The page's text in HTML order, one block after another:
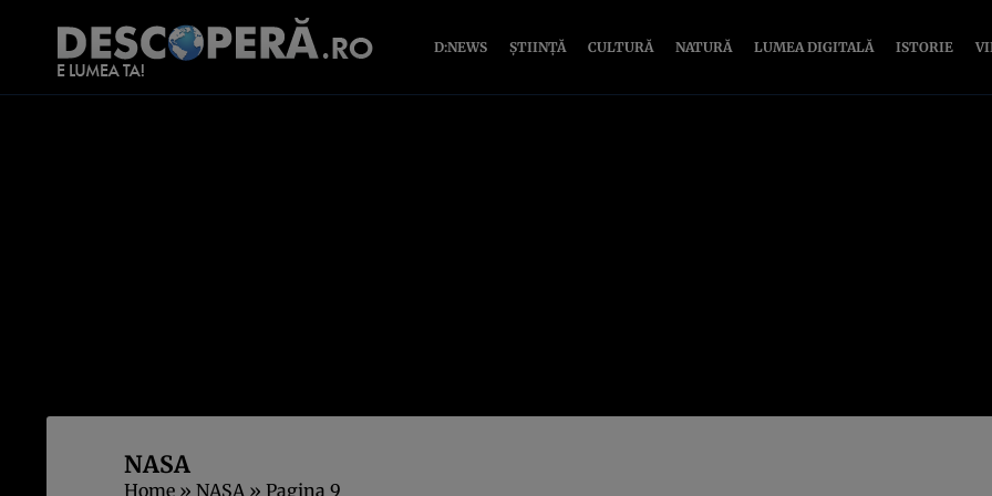
D:NEWS ȘTIINȚĂ CULTURĂ NATURĂ LUMEA DIGITALĂ ISTORIE
NASA
Home » NASA » Pagina 9